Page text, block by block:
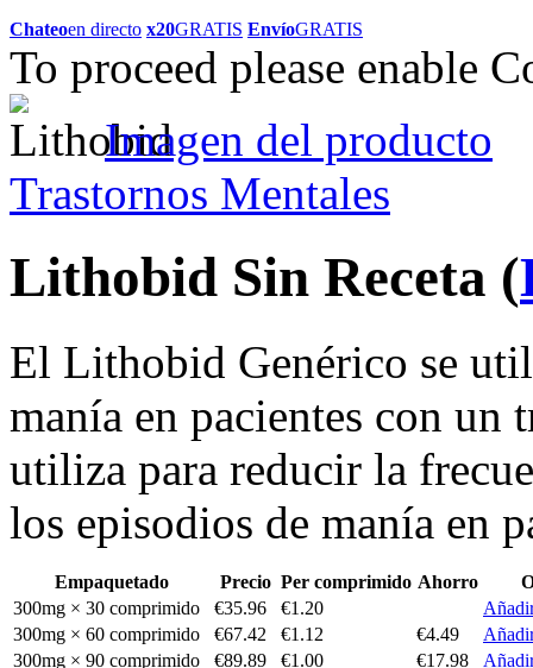
Chateoen directo x20GRATIS EnvíoGRATIS
To proceed please enable
Imagen del producto
Trastornos Mentales
Lithobid Sin Receta (
El Lithobid Genérico se
manía en pacientes con un
utiliza para reducir la
los episodios de manía en
Empaquetado Precio Per comprimido Ahorro
300mg × 30 comprimido
€35.96 €1.20
300mg × 60 comprimido
€67.42 €1.12 €4.49
300mg × 90 comprimido
€89.89 €1.00 €17.98